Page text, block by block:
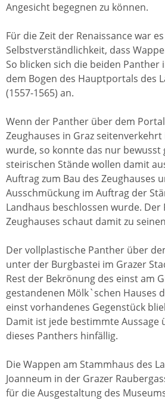
Angesicht begegnen zu können.
Für die Zeit der Renaissance war
Selbstverständlichkeit, dass
So blicken sich die beiden Panther
dem Bogen des Hauptportals des
(1557-1565) an.
Wenn der Panther über dem
Zeughauses in Graz
wurde, so konnte das nur bewusst
steirischen Stände wollen damit
Auftrag zum Bau des Zeughauses
Ausschmückung im Auftrag der
Landhaus beschlossen wurde. Der
Zeughauses schaut damit zu
Der vollplastische Panther über
unter der Burgbastei im Grazer
Rest der Bekrönung des einst am
gestandenen Mölk`schen Hauses
einst vorhandenes Gegenstück
Damit ist jede bestimmte Aussage
dieses Panthers hinfällig.
Die Wappen am Stammhaus des
Joanneum in der Grazer
für die Ausgestaltung des